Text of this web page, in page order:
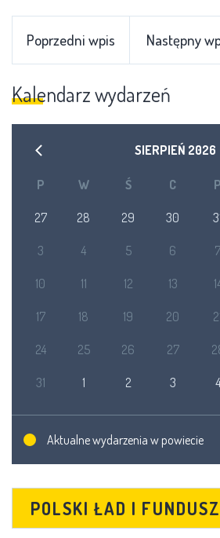
Poprzedni wpis Następny
Kalendarz wydarzeń
SIERPIEŃ 2026
P W Ś C P
27 28 29 30
3 4 5 6 7
10 11 12 13
17 18 19 20
24 25 26 27
31 1 2 3 4
Aktualne wydarzenia w powiecie
POLSKI ŁAD I